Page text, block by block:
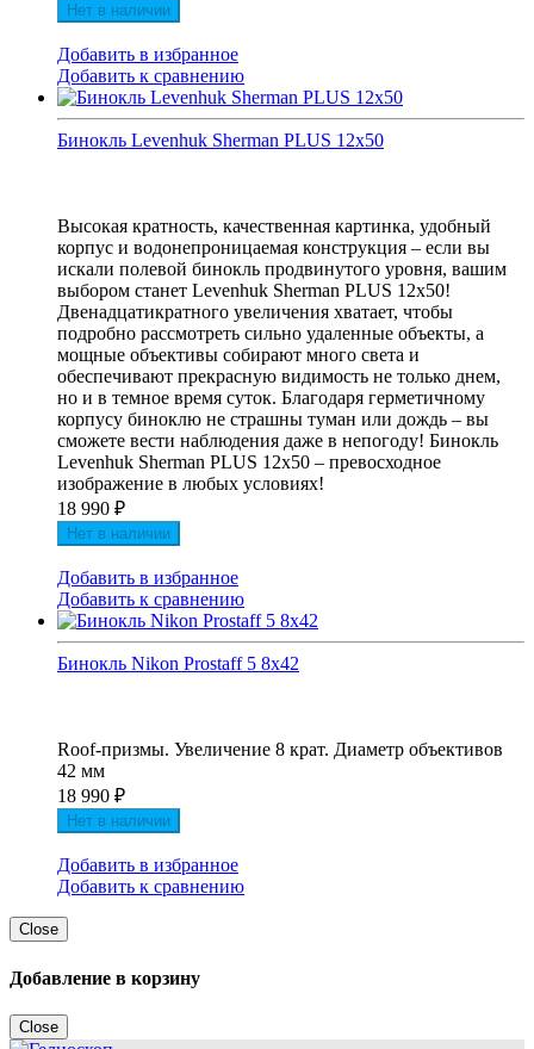
Нет в наличии
Добавить в избранное
Добавить к сравнению
Бинокль Levenhuk Sherman PLUS 12x50
Высокая кратность, качественная картинка, удобный
корпус и водонепроницаемая конструкция – если вы
искали полевой бинокль продвинутого уровня, вашим
выбором станет Levenhuk Sherman PLUS 12x50!
Двенадцатикратного увеличения хватает, чтобы
подробно рассмотреть сильно удаленные объекты, а
мощные объективы собирают много света и
обеспечивают прекрасную видимость не только днем,
но и в темное время суток. Благодаря герметичному
корпусу биноклю не страшны туман или дождь – вы
сможете вести наблюдения даже в непогоду! Бинокль
Levenhuk Sherman PLUS 12x50 – превосходное
изображение в любых условиях!
18 990 ₽
Нет в наличии
Добавить в избранное
Добавить к сравнению
Бинокль Nikon Prostaff 5 8x42
Roof-призмы. Увеличение 8 крат. Диаметр объективов
42 мм
18 990 ₽
Нет в наличии
Добавить в избранное
Добавить к сравнению
Close
Добавление в корзину
Close